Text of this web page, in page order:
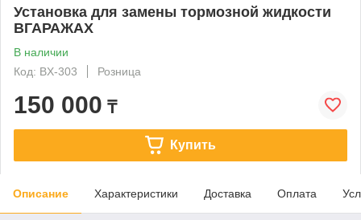
Установка для замены тормозной жидкости
ВГАРАЖАХ
В наличии
Код: BX-303
Розница
150 000 ₸
Купить
Описание Характеристики Доставка Оплата